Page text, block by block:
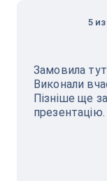
5 из
Замовила тут
Виконали
Пізніше ще
презентацію.